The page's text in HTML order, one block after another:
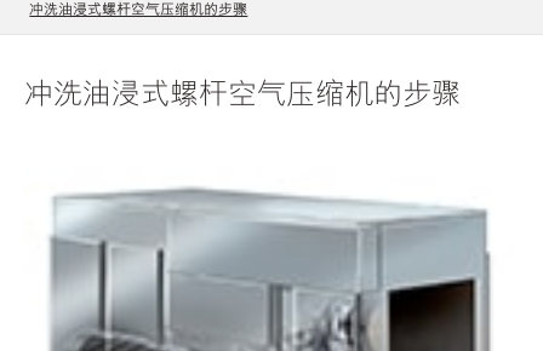
冲洗油浸式螺杆空气压缩机的步骤
冲洗油浸式螺杆空气压缩机的步骤